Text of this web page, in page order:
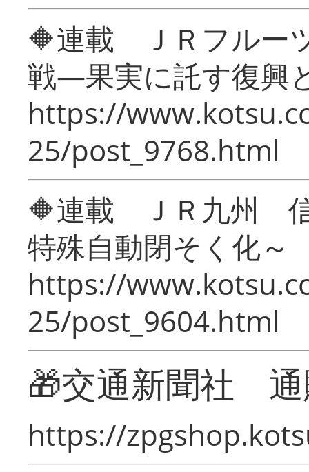
🔶連載 ＪＲフルー
戦―果実に託す復興
https://
25/post_9768.html
🔶連載 ＪＲ九州 信
特殊自動閉そく化～
https://
25/post_9604.html
🎁交通新聞社
https://